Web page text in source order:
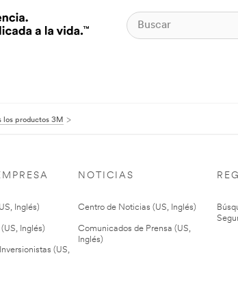
los productos 3M
Inglés)
Inglés)
(US,
NOTICIAS
Centro de Noticias (US, Inglés)
Comunicados de Prensa (US,
Inglés)